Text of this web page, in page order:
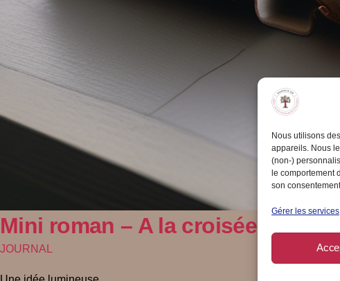
Nous utilisons
appareils. Nous
(non-)
le comportement
son
Gérer les services
Mini roman – A la croisée des
JOURNAL